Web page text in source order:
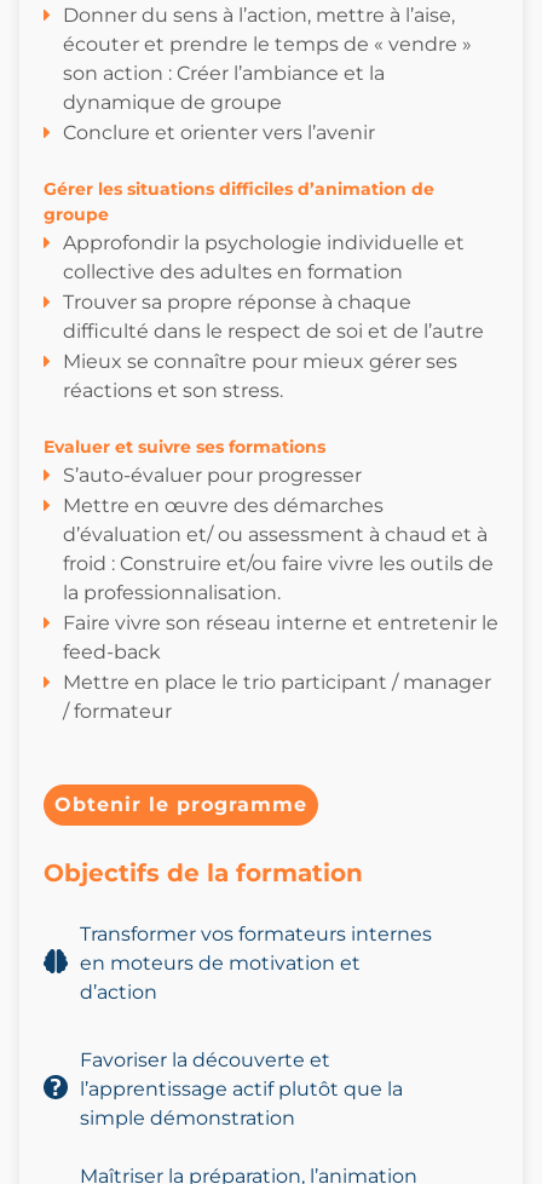
Donner du sens à l’action, mettre à l’aise,
écouter et prendre le temps de « vendre »
son action : Créer l’ambiance et la
dynamique de groupe
Conclure et orienter vers l’avenir
Gérer les situations difficiles d’animation de
groupe
Approfondir la psychologie individuelle et
collective des adultes en formation
Trouver sa propre réponse à chaque
difficulté dans le respect de soi et de l’autre
Mieux se connaître pour mieux gérer ses
réactions et son stress.
Evaluer et suivre ses formations
S’auto-évaluer pour progresser
Mettre en œuvre des démarches
d’évaluation et/ ou assessment à chaud et à
froid : Construire et/ou faire vivre les outils de
la professionnalisation.
Faire vivre son réseau interne et entretenir le
feed-back
Mettre en place le trio participant / manager
/ formateur
Obtenir le programme
Objectifs de la formation
Transformer vos formateurs internes
en moteurs de motivation et
d’action
Favoriser la découverte et
l’apprentissage actif plutôt que la
simple démonstration
Maîtriser la préparation, l’animation